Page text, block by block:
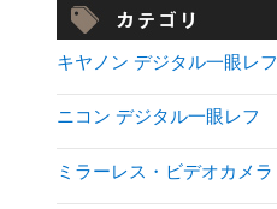
キヤノン デジタル一眼レフ
ニコン デジタル一眼レフ
ミラーレス・ビデオカメラ